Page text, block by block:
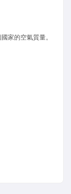
家的空氣質量。